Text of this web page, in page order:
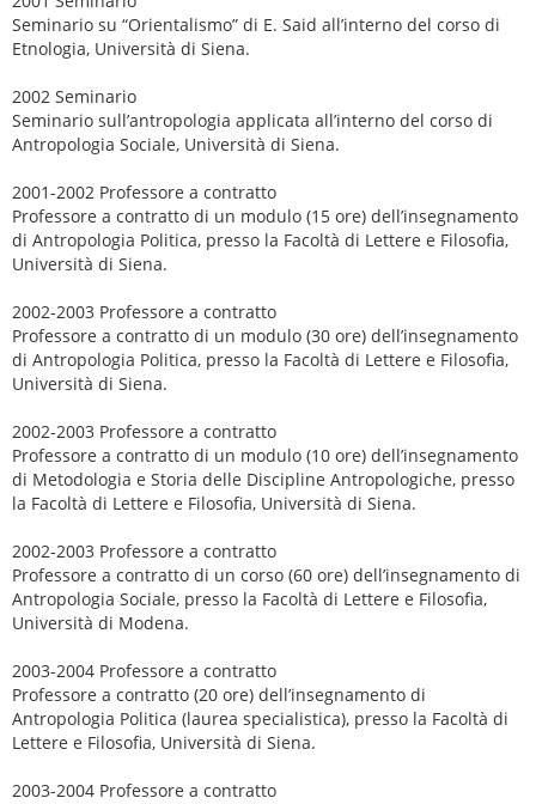
Seminario su “Orientalismo” di E. Said all’interno del corso di
Etnologia, Università di Siena.
2002 Seminario
Seminario sull’antropologia applicata all’interno del corso di
Antropologia Sociale, Università di Siena.
2001-2002 Professore a contratto
Professore a contratto di un modulo (15 ore) dell’insegnamento
di Antropologia Politica, presso la Facoltà di Lettere e Filosofia,
Università di Siena.
2002-2003 Professore a contratto
Professore a contratto di un modulo (30 ore) dell’insegnamento
di Antropologia Politica, presso la Facoltà di Lettere e Filosofia,
Università di Siena.
2002-2003 Professore a contratto
Professore a contratto di un modulo (10 ore) dell’insegnamento
di Metodologia e Storia delle Discipline Antropologiche, presso
la Facoltà di Lettere e Filosofia, Università di Siena.
2002-2003 Professore a contratto
Professore a contratto di un corso (60 ore) dell’insegnamento di
Antropologia Sociale, presso la Facoltà di Lettere e Filosofia,
Università di Modena.
2003-2004 Professore a contratto
Professore a contratto (20 ore) dell’insegnamento di
Antropologia Politica (laurea specialistica), presso la Facoltà di
Lettere e Filosofia, Università di Siena.
2003-2004 Professore a contratto